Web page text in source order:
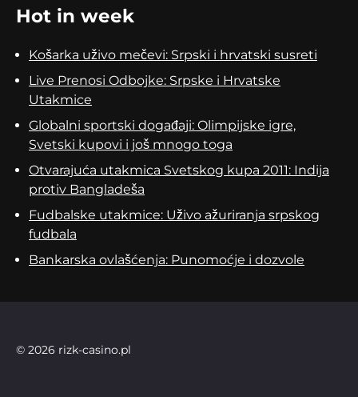
Hot in week
Košarka uživo mečevi: Srpski i hrvatski susreti
Live Prenosi Odbojke: Srpske i Hrvatske
Utakmice
Globalni sportski događaji: Olimpijske igre,
Svetski kupovi i još mnogo toga
Otvarajuća utakmica Svetskog kupa 2011: Indija
protiv Bangladeša
Fudbalske utakmice: Uživo ažuriranja srpskog
fudbala
Bankarska ovlašćenja: Punomoćje i dozvole
© 2026 rizk-casino.pl